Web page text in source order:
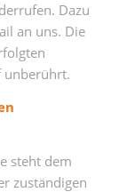
Dazu
an uns. Die
unberührt.
steht dem
zuständigen